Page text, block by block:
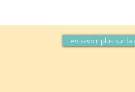
en savoir plus sur